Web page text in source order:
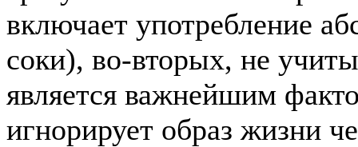
включает употребление
соки), во-вторых, не
является важнейшим
игнорирует образ жизни